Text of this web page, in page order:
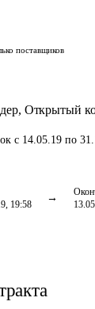
поставщиков
, Открытый
с 14.05.19 по
19:58